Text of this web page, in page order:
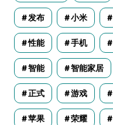
发布 小米
性能 手机
智能 智能家居
正式 游戏
苹果 荣耀